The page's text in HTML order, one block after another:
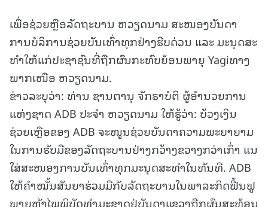
ເພື່ອຊ່ວຍຫຼືອລັດຖະບານ ຫວຽດນາມ ສະໜອງບັນດາ
ການບໍລິການຊ່ວຍບັນເທົ່າທຸກຢ່າງຮີບດ່ວນ ແລະ ມະນຸດສະ
ທຳໃຫ້ແກ່ປະຊາຊົນທີ່ຖືກຜົນກະທົບຍ້ອນພາຍຸ Yagiທາງ
ພາກເໜືອ ຫວຽດນາມ.
ຂ່າວລະບຸວ່າ: ທ່ານ ຊານຕານຸ ຈັກຣາບໍຕິ ຜູ້ອຳນວຍການ
ແຫ່ງຊາດ ADB ປະຈຳ ຫວຽດນາມ ໃຫ້ຮູ້ວ່າ: ບ້ວງເງິນ
ຊ່ວຍເຫຼືອຂອງ ADB ຈະໜູນຊ່ວຍບັນດາຄວາມພະຍາຍາມ
ໃນການຮັບມືຂອງລັດຖະບານຢ່າງກວ້າງຂວາງກວ່າເກົ່າ ແນ
ໃສ່ສະໜອງການບັນເທົ່າທຸກມະນຸດສະທຳໃນທັນທີ. ADB
ໃຫ້ຄຳໝັ້ນສັນຍາຮ່ວມມືກັບລັດຖະບານໃນພາລະກິດຟື້ນຟູ
ພາຍຫຼັງໄພພິບັດທຳມະຊາດຢູ່ບັນດາແຂວງຖືກຜົນສະທ້ອນ